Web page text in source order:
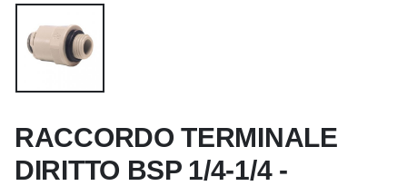
RACCORDO TERMINALE
DIRITTO BSP 1/4-1/4 -